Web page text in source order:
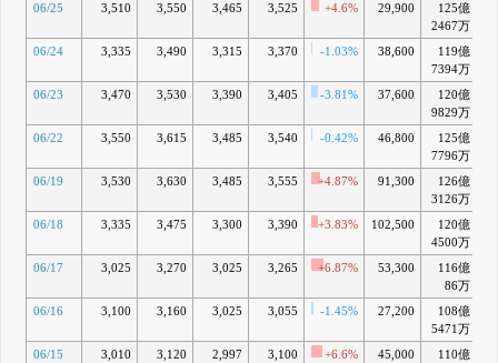
06/25 3,510 3,550 3,465 3,525 +4.6% 29,900
125億
2467万
06/24 3,335 3,490 3,315 3,370 -1.03% 38,600
119億
7394万
06/23 3,470 3,530 3,390 3,405 -3.81% 37,600
120億
9829万
06/22 3,550 3,615 3,485 3,540 -0.42% 46,800
125億
7796万
06/19 3,530 3,630 3,485 3,555 +4.87% 91,300
126億
3126万
06/18 3,335 3,475 3,300 3,390 +3.83% 102,500
120億
4500万
06/17 3,025 3,270 3,025 3,265 +6.87% 53,300
116億
86万
06/16 3,100 3,160 3,025 3,055 -1.45% 27,200
108億
5471万
06/15 3,010 3,120 2,997 3,100 +6.6% 45,000
110億